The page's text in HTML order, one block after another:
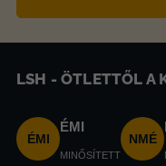
LSH - ÖTLETTŐL A
ÉMI
ÉMI
MINŐSÍTETT
NMÉ